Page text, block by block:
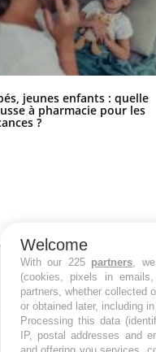
jeunes enfants : quelle
à pharmacie pour les
?
NEWSLETTER
Recevez toutes les
infos santé
Welcome
With our 225 partners,
(cookies, pixels in
partners, whether collected
or obtained later, including
Processing this data
IP, postal addresses and